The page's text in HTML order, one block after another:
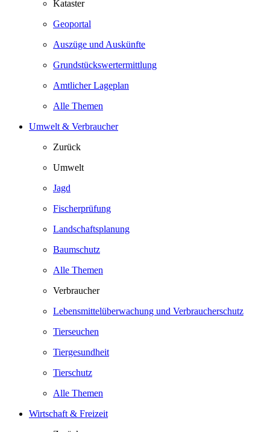
Kataster
Geoportal
Auszüge und Auskünfte
Grundstückswertermittlung
Amtlicher Lageplan
Alle Themen
Umwelt & Verbraucher
Zurück
Umwelt
Jagd
Fischerprüfung
Landschaftsplanung
Baumschutz
Alle Themen
Verbraucher
Lebensmittelüberwachung und Verbraucherschutz
Tierseuchen
Tiergesundheit
Tierschutz
Alle Themen
Wirtschaft & Freizeit